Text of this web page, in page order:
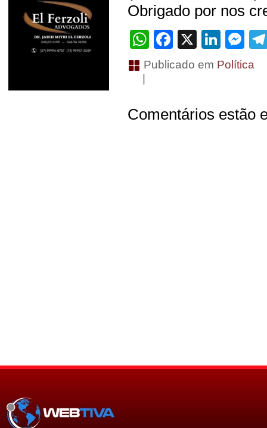
Obrigado por nos
WhatsApp
Facebook
X
Publicado em Política
Comentários estão